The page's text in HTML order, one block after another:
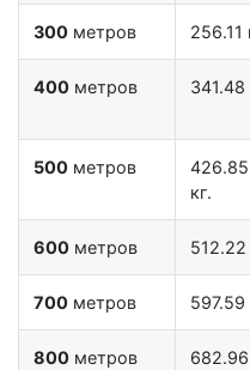
300 метров 256.11
400 метров 341.48
500 метров
426.85
кг.
600 метров 512.22
700 метров 597.59
800 метров
682.96